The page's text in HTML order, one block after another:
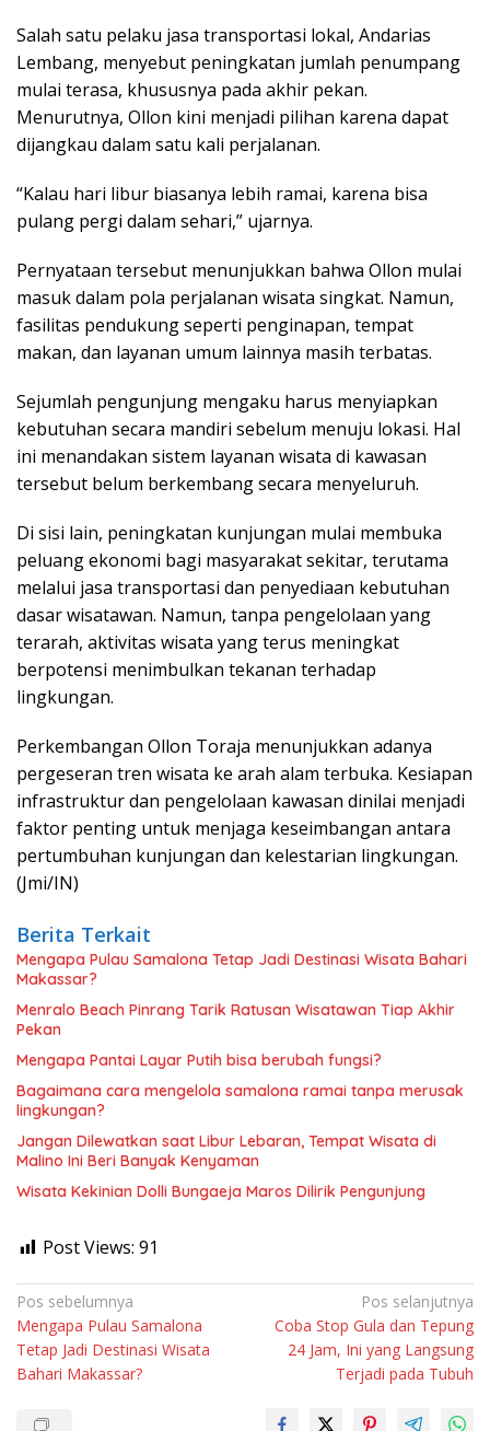
Salah satu pelaku jasa transportasi lokal, Andarias
Lembang, menyebut peningkatan jumlah penumpang
mulai terasa, khususnya pada akhir pekan.
Menurutnya, Ollon kini menjadi pilihan karena dapat
dijangkau dalam satu kali perjalanan.
“Kalau hari libur biasanya lebih ramai, karena bisa
pulang pergi dalam sehari,” ujarnya.
Pernyataan tersebut menunjukkan bahwa Ollon mulai
masuk dalam pola perjalanan wisata singkat. Namun,
fasilitas pendukung seperti penginapan, tempat
makan, dan layanan umum lainnya masih terbatas.
Sejumlah pengunjung mengaku harus menyiapkan
kebutuhan secara mandiri sebelum menuju lokasi. Hal
ini menandakan sistem layanan wisata di kawasan
tersebut belum berkembang secara menyeluruh.
Di sisi lain, peningkatan kunjungan mulai membuka
peluang ekonomi bagi masyarakat sekitar, terutama
melalui jasa transportasi dan penyediaan kebutuhan
dasar wisatawan. Namun, tanpa pengelolaan yang
terarah, aktivitas wisata yang terus meningkat
berpotensi menimbulkan tekanan terhadap
lingkungan.
Perkembangan Ollon Toraja menunjukkan adanya
pergeseran tren wisata ke arah alam terbuka. Kesiapan
infrastruktur dan pengelolaan kawasan dinilai menjadi
faktor penting untuk menjaga keseimbangan antara
pertumbuhan kunjungan dan kelestarian lingkungan.
(Jmi/IN)
Berita Terkait
Mengapa Pulau Samalona Tetap Jadi Destinasi Wisata Bahari
Makassar?
Menralo Beach Pinrang Tarik Ratusan Wisatawan Tiap Akhir
Pekan
Mengapa Pantai Layar Putih bisa berubah fungsi?
Bagaimana cara mengelola samalona ramai tanpa merusak
lingkungan?
Jangan Dilewatkan saat Libur Lebaran, Tempat Wisata di
Malino Ini Beri Banyak Kenyaman
Wisata Kekinian Dolli Bungaeja Maros Dilirik Pengunjung
Post Views: 91
Navigasi
pos
Pos sebelumnya
Mengapa Pulau Samalona
Tetap Jadi Destinasi Wisata
Bahari Makassar?
Pos selanjutnya
Coba Stop Gula dan Tepung
24 Jam, Ini yang Langsung
Terjadi pada Tubuh